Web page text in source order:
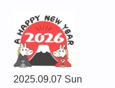
2025.09.07 Sun